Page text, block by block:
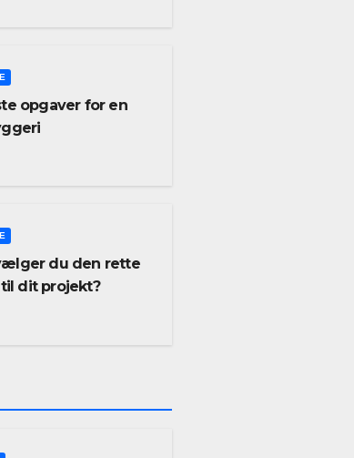
opgaver for en
du den rette
dit projekt?